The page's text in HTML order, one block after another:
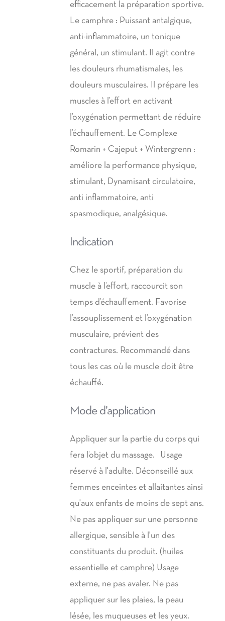
efficacement la préparation sportive.
Le camphre : Puissant antalgique,
anti-inflammatoire, un tonique
général, un stimulant. Il agit contre
les douleurs rhumatismales, les
douleurs musculaires. Il prépare les
muscles à l’effort en activant
l’oxygénation permettant de réduire
l’échauffement. Le Complexe
Romarin + Cajeput + Wintergrenn :
améliore la performance physique,
stimulant, Dynamisant circulatoire,
anti inflammatoire, anti
spasmodique, analgésique.
Indication
Chez le sportif, préparation du
muscle à l’effort, raccourcit son
temps d’échauffement. Favorise
l’assouplissement et l’oxygénation
musculaire, prévient des
contractures. Recommandé dans
tous les cas où le muscle doit être
échauffé.
Mode d’application
Appliquer sur la partie du corps qui
fera l’objet du massage. Usage
réservé à l'adulte. Déconseillé aux
femmes enceintes et allaitantes ainsi
qu'aux enfants de moins de sept ans.
Ne pas appliquer sur une personne
allergique, sensible à l'un des
constituants du produit. (huiles
essentielle et camphre) Usage
externe, ne pas avaler. Ne pas
appliquer sur les plaies, la peau
lésée, les muqueuses et les yeux.